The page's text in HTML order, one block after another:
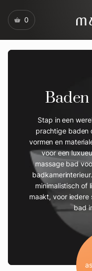
0
Stap in een
prachtige baden
vormen en
voor een
massage bad
minimalistisch of
maakt, voor iedere
bad